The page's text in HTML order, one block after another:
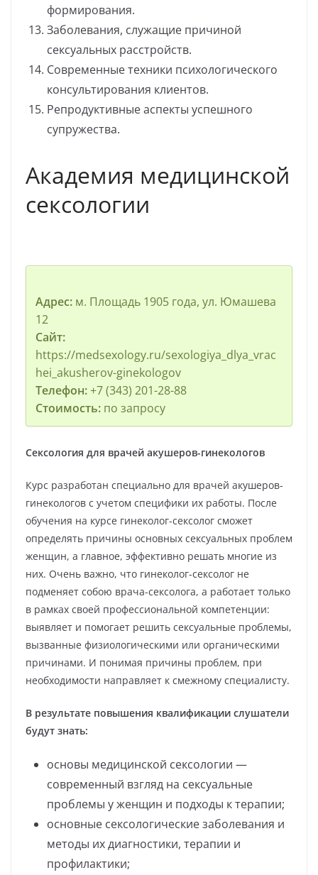
формирования.
Заболевания, служащие причиной
сексуальных расстройств.
Современные техники психологического
консультирования клиентов.
Репродуктивные аспекты успешного
супружества.
Академия медицинской
сексологии
Адрес:м. Площадь 1905 года, ул. Юмашева
12
Сайт:
https://medsexology.ru/sexologiya_dlya_vrac
hei_akusherov-ginekologov
Телефон:+7 (343) 201-28-88
Стоимость:по запросу
Сексология для врачей акушеров-гинекологов
Курс разработан специально для врачей акушеров-
гинекологов с учетом специфики их работы. После
обучения на курсе гинеколог-сексолог сможет
определять причины основных сексуальных проблем
женщин, а главное, эффективно решать многие из
них. Очень важно, что гинеколог-сексолог не
подменяет собою врача-сексолога, а работает только
в рамках своей профессиональной компетенции:
выявляет и помогает решить сексуальные проблемы,
вызванные физиологическими или органическими
причинами. И понимая причины проблем, при
необходимости направляет к смежному специалисту.
В результате повышения квалификации слушатели
будут знать:
основы медицинской сексологии —
современный взгляд на сексуальные
проблемы у женщин и подходы к терапии;
основные сексологические заболевания и
методы их диагностики, терапии и
профилактики;